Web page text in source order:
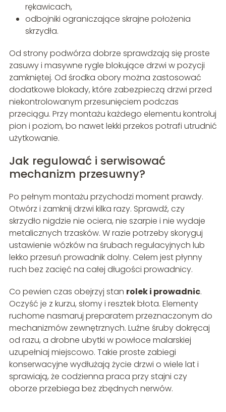
rękawicach,
odbojniki ograniczające skrajne położenia
skrzydła.
Od strony podwórza dobrze sprawdzają się proste
zasuwy i masywne rygle blokujące drzwi w pozycji
zamkniętej. Od środka obory można zastosować
dodatkowe blokady, które zabezpieczą drzwi przed
niekontrolowanym przesunięciem podczas
przeciągu. Przy montażu każdego elementu kontroluj
pion i poziom, bo nawet lekki przekos potrafi utrudnić
użytkowanie.
Jak regulować i serwisować
mechanizm przesuwny?
Po pełnym montażu przychodzi moment prawdy.
Otwórz i zamknij drzwi kilka razy. Sprawdź, czy
skrzydło nigdzie nie ociera, nie szarpie i nie wydaje
metalicznych trzasków. W razie potrzeby skoryguj
ustawienie wózków na śrubach regulacyjnych lub
lekko przesuń prowadnik dolny. Celem jest płynny
ruch bez zacięć na całej długości prowadnicy.
Co pewien czas obejrzyj stan rolek i prowadnic.
Oczyść je z kurzu, słomy i resztek błota. Elementy
ruchome nasmaruj preparatem przeznaczonym do
mechanizmów zewnętrznych. Luźne śruby dokręcaj
od razu, a drobne ubytki w powłoce malarskiej
uzupełniaj miejscowo. Takie proste zabiegi
konserwacyjne wydłużają życie drzwi o wiele lat i
sprawiają, że codzienna praca przy stajni czy
oborze przebiega bez zbędnych nerwów.